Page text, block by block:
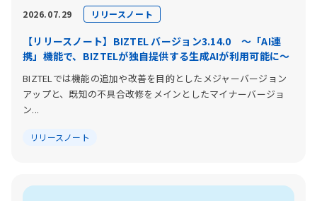
2026.07.29 リリースノート
【リリースノート】BIZTEL バージョン3.14.0 〜「AI連
携」機能で、BIZTELが独自提供する生成AIが利用可能に〜
BIZTELでは機能の追加や改善を目的としたメジャーバージョン
アップと、既知の不具合改修をメインとしたマイナーバージョ
ン...
リリースノート